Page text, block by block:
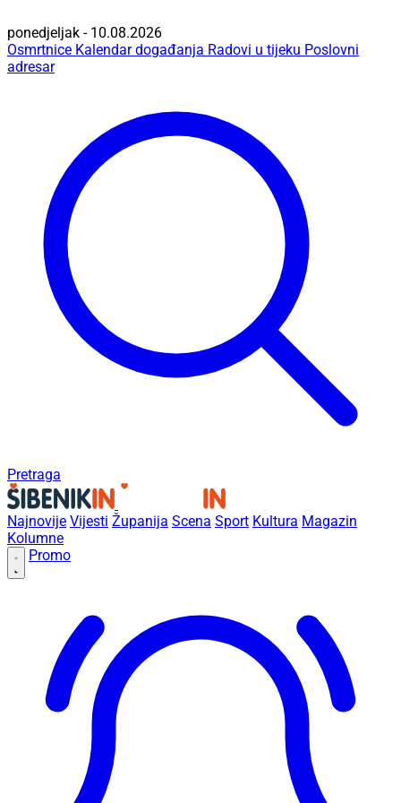
ponedjeljak - 10.08.2026
Osmrtnice Kalendar događanja Radovi u tijeku Poslovni
adresar
Pretraga
Najnovije Vijesti Županija Scena Sport Kultura Magazin
Kolumne
Promo